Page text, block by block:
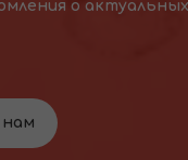
о
нам